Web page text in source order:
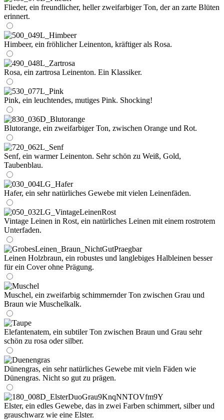
Flieder, ein freundlicher, heller zweifarbiger Ton, der an zarte Blüten
erinnert.
Himbeer, ein fröhlicher Leinenton, kräftiger als Rosa.
Rosa, ein zartrosa Leinenton. Ein Klassiker.
Pink, ein leuchtendes, mutiges Pink. Shocking!
Blutorange, ein zweifarbiger Ton, zwischen Orange und Rot.
Senf, ein warmer Leinenton. Sehr schön zu Weiß, Gold,
Taubenblau.
Hafer, ein sehr natürliches Gewebe mit vielen Leinenfäden.
Vintage Leinen in Rost, ein natürliches Leinen mit einem rostrotem
Unterfaden.
Leinen Holzbraun, ein robustes und langlebiges Halbleinen besser
für ein Cover ohne Prägung.
Muschel, ein zweifarbig schimmernder Ton zwischen Grau und
Braun wie Muschelkalk.
Elefantenatem, ein subtiler Ton zwischen Braun und Grau sehr
schön zu rosa oder silber.
Dünengras, ein sehr natürliches Gewebe mit vieln Fäden wie
Dünengras. Nicht so gut zu prägen.
Elster, ein edles Gewebe, das in zwei Farben schimmert, silber und
grauschwarz wie eine Elster.